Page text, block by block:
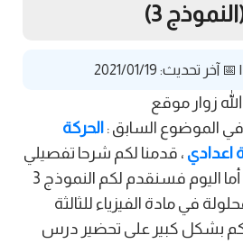
3)
| 📅 آخر تحديث: 2021/01/19
زوار موقع
الحركة
اعدادي ، قدمنا لكم شرحا تفصيلي
عن الحركة والسكون ، أما اليوم فسنقدم لكم النموذج 3
في مادة الفيزياء للثالثة
بشكل كبير على تحضير درس